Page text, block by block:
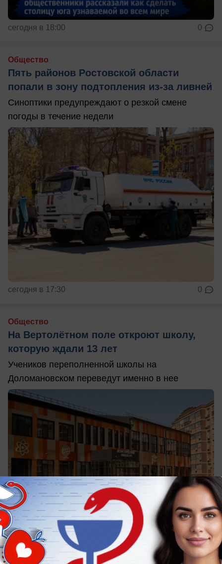
сегодня в 18:00 0
Общество
Пять районов Ростовской области
попали в зону подтопления из-за ливней
Синоптики предупреждают о резкой смене
погоды в течение недели
сегодня в 17:30 0
Общество
На Вертолётном поле откроют школу,
которую ждали 13 лет
Учеников переполненной школы на
Доломановском переведут именно в нее
сегодня в 16:45 0